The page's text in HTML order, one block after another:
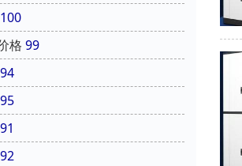
100
格 99
94
95
91
92